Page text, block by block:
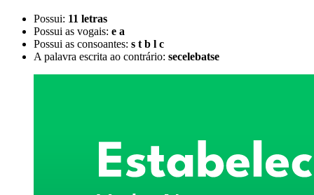
Possui: 11 letras
Possui as vogais: e a
Possui as consoantes: s t b l c
A palavra escrita ao contrário: secelebatse